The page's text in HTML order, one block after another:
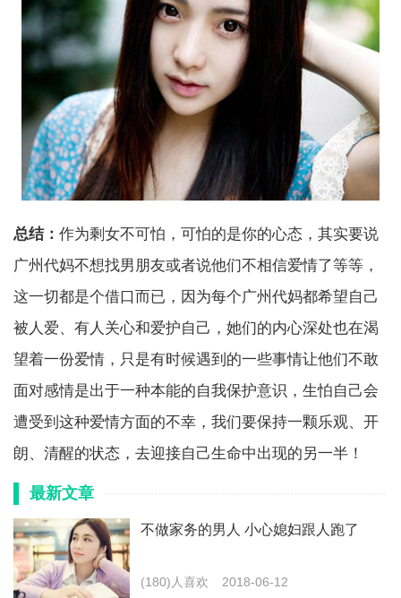
总结： 作为剩女不可怕，可怕的是你的心态，其实要说
广州代妈不想找男朋友或者说他们不相信爱情了等等，
这一切都是个借口而已，因为每个广州代妈都希望自己
被人爱、有人关心和爱护自己，她们的内心深处也在渴
望着一份爱情，只是有时候遇到的一些事情让他们不敢
面对感情是出于一种本能的自我保护意识，生怕自己会
遭受到这种爱情方面的不幸，我们要保持一颗乐观、开
朗、清醒的状态，去迎接自己生命中出现的另一半！
最新文章
不做家务的男人 小心媳妇跟人跑了
(180)人喜欢 2018-06-12